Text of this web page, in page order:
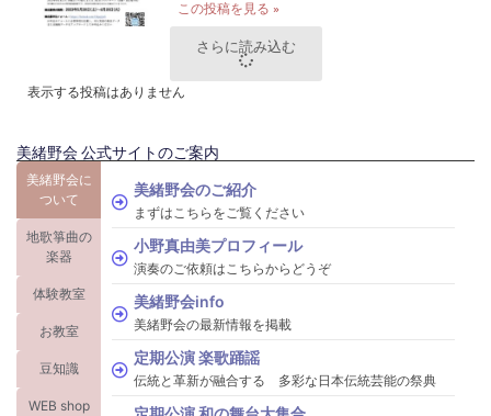
この投稿を見る »
さらに読み込む
表示する投稿はありません
美緒野会 公式サイトのご案内
美緒野会に
ついて
地歌箏曲の
楽器
体験教室
お教室
豆知識
WEB shop
美緒野会のご紹介
まずはこちらをご覧ください
小野真由美プロフィール
演奏のご依頼はこちらからどうぞ
美緒野会info
美緒野会の最新情報を掲載
定期公演 楽歌踊謡
伝統と革新が融合する 多彩な日本伝統芸能の祭典